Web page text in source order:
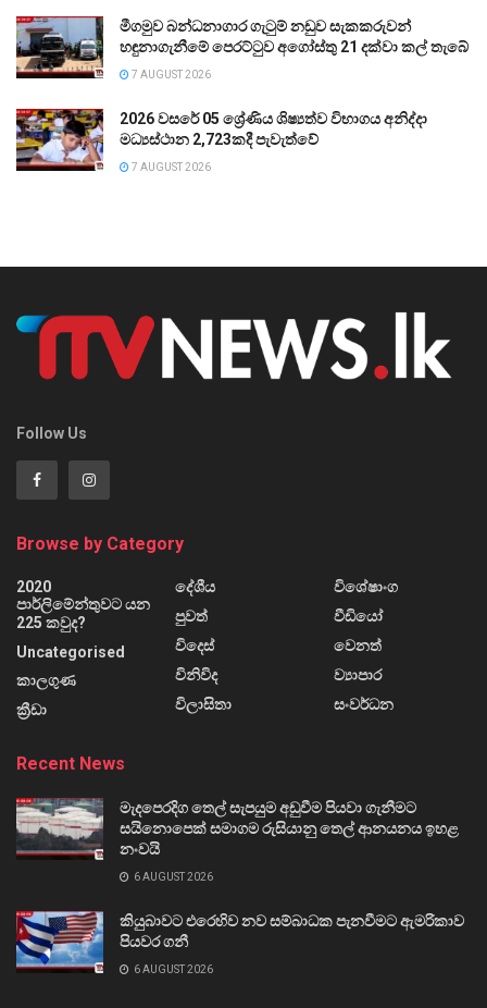
මීගමුව බන්ධනාගාර ගැටුම් නඩුව සැකකරුවන්
හඳුනාගැනීමේ පෙරට්ටුව අගෝස්තු 21 දක්වා කල් තැබේ
7 AUGUST 2026
2026 වසරේ 05 ශ්‍රේණිය ශිෂ්‍යත්ව විභාගය අනිද්දා
මධ්‍යස්ථාන 2,723කදී පැවැත්වේ
7 AUGUST 2026
Follow Us
Browse by Category
2020
පාර්ලිමේන්තුවට යන
225 කවුද?
Uncategorised
කාලගුණ
ක්‍රීඩා
දේශීය
පුවත්
විදෙස්
විනිවිද
විලාසිතා
විශේෂාංග
වීඩියෝ
වෙනත්
ව්‍යාපාර
සංවර්ධන
Recent News
මැදපෙරදිග තෙල් සැපයුම අඩුවීම පියවා ගැනීමට
සයිනොපෙක් සමාගම රුසියානු තෙල් ආනයනය ඉහළ
නංවයි
6 AUGUST 2026
කියුබාවට එරෙහිව නව සම්බාධක පැනවීමට ඇමරිකාව
පියවර ගනී
6 AUGUST 2026